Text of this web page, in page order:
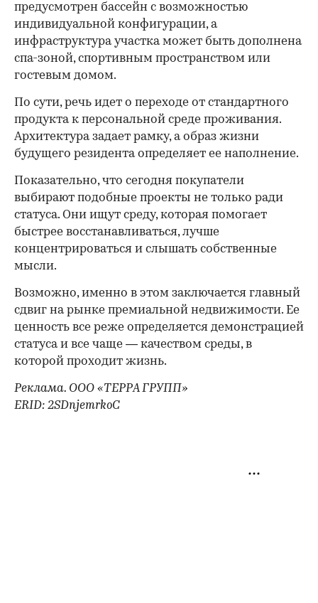
предусмотрен бассейн с возможностью
индивидуальной конфигурации, а
инфраструктура участка может быть дополнена
спа-зоной, спортивным пространством или
гостевым домом.
По сути, речь идет о переходе от стандартного
продукта к персональной среде проживания.
Архитектура задает рамку, а образ жизни
будущего резидента определяет ее наполнение.
Показательно, что сегодня покупатели
выбирают подобные проекты не только ради
статуса. Они ищут среду, которая помогает
быстрее восстанавливаться, лучше
концентрироваться и слышать собственные
мысли.
Возможно, именно в этом заключается главный
сдвиг на рынке премиальной недвижимости. Ее
ценность все реже определяется демонстрацией
статуса и все чаще — качеством среды, в
которой проходит жизнь.
Реклама. ООО «ТЕРРА ГРУПП»
ERID: 2SDnjemrkoC